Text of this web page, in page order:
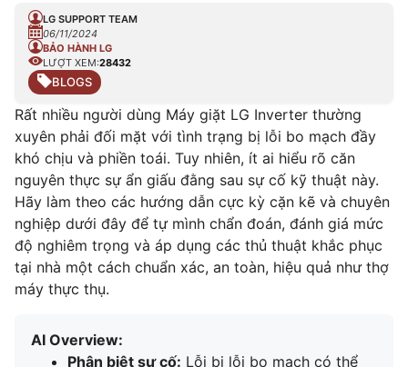
LG SUPPORT TEAM
06/11/2024
BẢO HÀNH LG
LƯỢT XEM:28432
BLOGS
Rất nhiều người dùng Máy giặt LG Inverter thường
xuyên phải đối mặt với tình trạng bị lỗi bo mạch đầy
khó chịu và phiền toái. Tuy nhiên, ít ai hiểu rõ căn
nguyên thực sự ẩn giấu đằng sau sự cố kỹ thuật này.
Hãy làm theo các hướng dẫn cực kỳ cặn kẽ và chuyên
nghiệp dưới đây để tự mình chẩn đoán, đánh giá mức
độ nghiêm trọng và áp dụng các thủ thuật khắc phục
tại nhà một cách chuẩn xác, an toàn, hiệu quả như thợ
máy thực thụ.
AI Overview:
Phân biệt sự cố: Lỗi bị lỗi bo mạch có thể